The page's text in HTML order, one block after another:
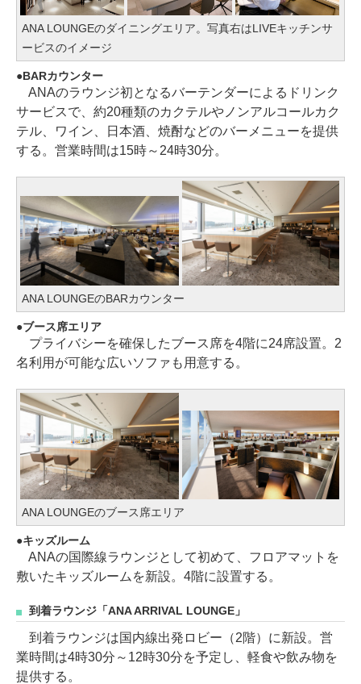
ANA LOUNGEのダイニングエリア。写真右はLIVEキッチンサ
ービスのイメージ
BARカウンター
ANAのラウンジ初となるバーテンダーによるドリンク
サービスで、約20種類のカクテルやノンアルコールカク
テル、ワイン、日本酒、焼酎などのバーメニューを提供
する。営業時間は15時～24時30分。
ANA LOUNGEのBARカウンター
ブース席エリア
プライバシーを確保したブース席を4階に24席設置。2
名利用が可能な広いソファも用意する。
ANA LOUNGEのブース席エリア
キッズルーム
ANAの国際線ラウンジとして初めて、フロアマットを
敷いたキッズルームを新設。4階に設置する。
到着ラウンジ「ANA ARRIVAL LOUNGE」
到着ラウンジは国内線出発ロビー（2階）に新設。営
業時間は4時30分～12時30分を予定し、軽食や飲み物を
提供する。